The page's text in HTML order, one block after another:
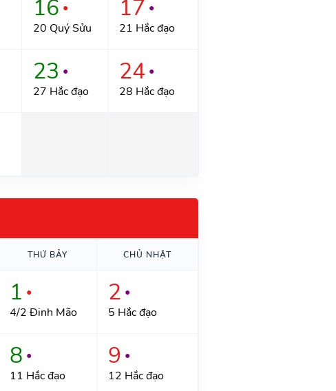
16 ●
20 Quý Sửu
17 ●
21 Hắc đạo
23 ●
27 Hắc đạo
24 ●
28 Hắc đạo
THỨ BẢY CHỦ NHẬT
1 ●
4/2 Đinh Mão
2 ●
5 Hắc đạo
8 ●
11 Hắc đạo
9 ●
12 Hắc đạo